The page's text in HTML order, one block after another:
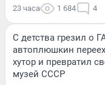
23 часа 1 684 4
С детства грезил о
автоплюшкин
хутор и превратил
музей СССР